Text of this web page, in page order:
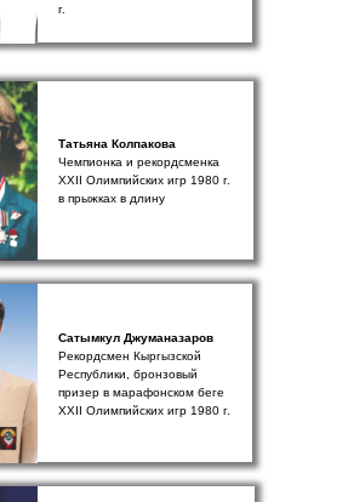
г.
Сатымкул Джуманазаров
Рекордсмен Кыргызской
Республики, бронзовый
призер в марафонском беге
XXII Олимпийских игр 1980 г.
Татьяна Колпакова
Чемпионка и рекордсменка
XXII Олимпийских игр 1980 г.
в прыжках в длину